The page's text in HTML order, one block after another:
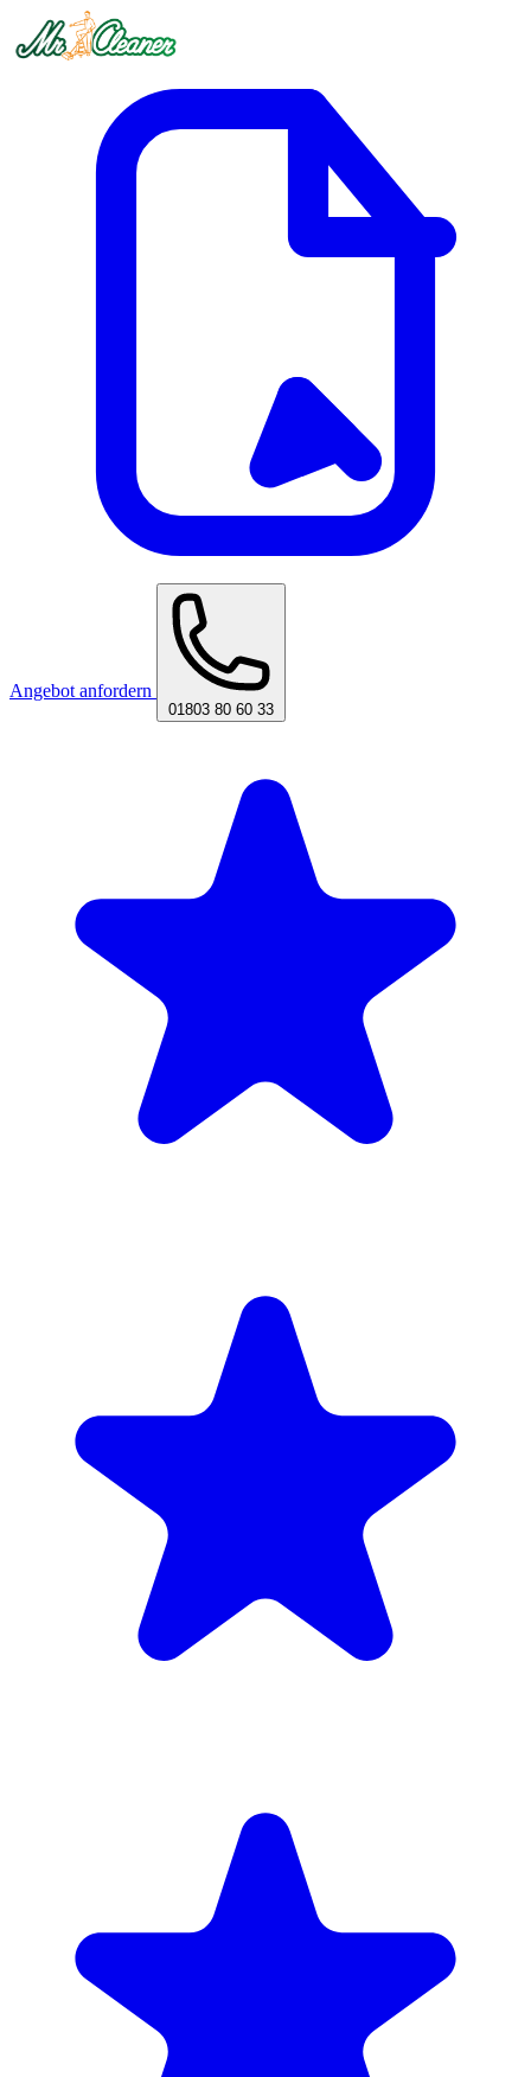
Angebot anfordern
01803 80 60 33